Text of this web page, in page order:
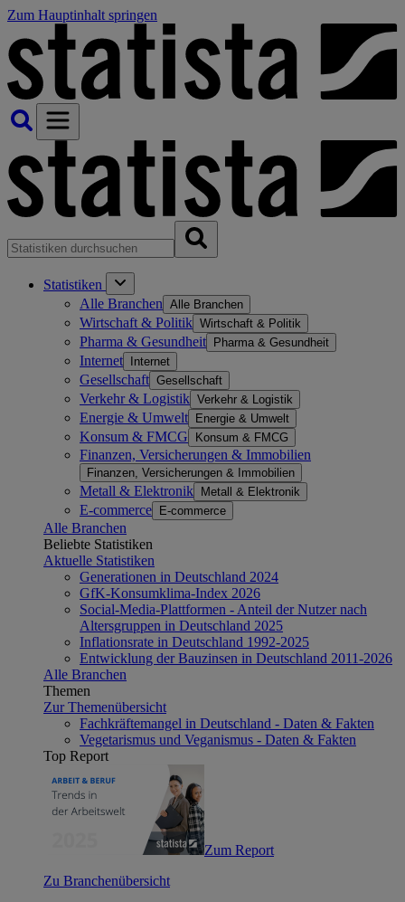
Zum Hauptinhalt springen
Statistiken
Alle Branchen Alle Branchen
Wirtschaft & Politik Wirtschaft & Politik
Pharma & Gesundheit Pharma & Gesundheit
Internet Internet
Gesellschaft Gesellschaft
Verkehr & Logistik Verkehr & Logistik
Energie & Umwelt Energie & Umwelt
Konsum & FMCG Konsum & FMCG
Finanzen, Versicherungen & Immobilien
Finanzen, Versicherungen & Immobilien
Metall & Elektronik Metall & Elektronik
E-commerce E-commerce
Alle Branchen
Beliebte Statistiken
Aktuelle Statistiken
Generationen in Deutschland 2024
GfK-Konsumklima-Index 2026
Social-Media-Plattformen - Anteil der Nutzer nach
Altersgruppen in Deutschland 2025
Inflationsrate in Deutschland 1992-2025
Entwicklung der Bauzinsen in Deutschland 2011-2026
Alle Branchen
Themen
Zur Themenübersicht
Fachkräftemangel in Deutschland - Daten & Fakten
Vegetarismus und Veganismus - Daten & Fakten
Top Report
Zum Report
Zu Branchenübersicht